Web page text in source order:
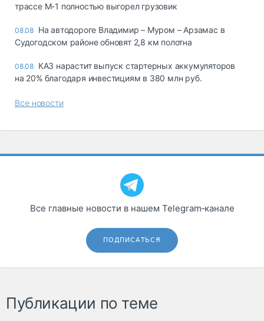
трассе М-1 полностью выгорел грузовик
08.08 На автодороге Владимир – Муром – Арзамас в
Судогодском районе обновят 2,8 км полотна
08.08 КАЗ нарастит выпуск стартерных аккумуляторов
на 20% благодаря инвестициям в 380 млн руб.
Все новости
Все главные новости в нашем Telegram‑канале
ПОДПИСАТЬСЯ
Публикации по теме